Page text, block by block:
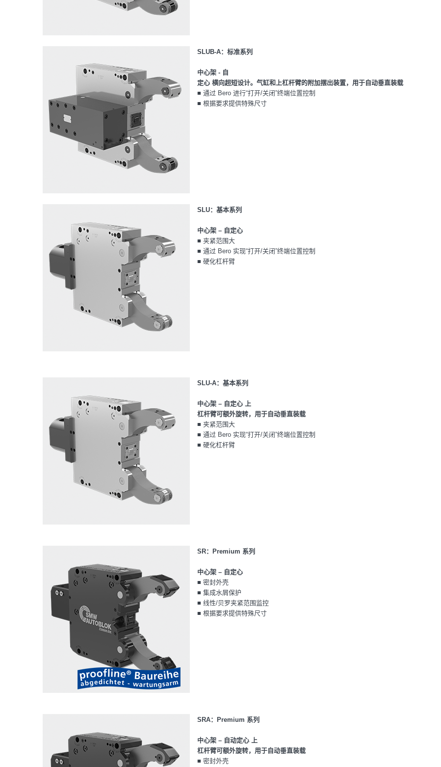
SLUB-A：标准系列
中心架 - 自
定心 横向超短设计。 气缸和上杠杆臂的附加摆出装置，用于自动垂直装载
■ 通过 Bero 进行“打开/关闭”终端位置控制
■ 根据要求提供特殊尺寸
SLU：基本系列
中心架 – 自定心
■ 夹紧范围大
■ 通过 Bero 实现“打开/关闭”终端位置控制
■ 硬化杠杆臂
SLU-A：基本系列
中心架 – 自定心 上
杠杆臂可额外旋转，用于自动垂直装载
■ 夹紧范围大
■ 通过 Bero 实现“打开/关闭”终端位置控制
■ 硬化杠杆臂
SR：Premium 系列
中心架 – 自定心
■ 密封外壳
■ 集成水屑保护
■ 线性/贝罗夹紧范围监控
■ 根据要求提供特殊尺寸
SRA：Premium 系列
中心架 – 自动定心 上
杠杆臂可额外旋转，用于自动垂直装载
■ 密封外壳